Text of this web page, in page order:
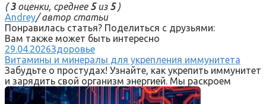
(3оценки, среднее 5из 5)
Andrey/ автор статьи
Понравилась статья? Поделиться с друзьями:
Вам также может быть интересно
29.04.2026Здоровье
Витамины и минералы для укрепления иммунитета
Забудьте о простудах! Узнайте, как укрепить иммунитет
и зарядить свой организм энергией. Мы раскроем